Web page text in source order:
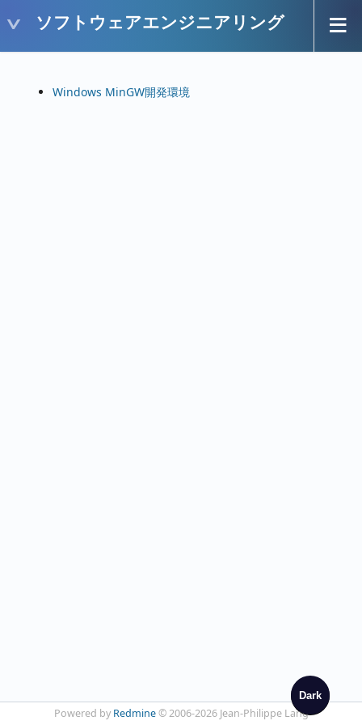
Dark
ソフトウェアエンジニアリング
Windows MinGW開発環境
Powered by Redmine© 2006-2026 Jean-Philippe Lang